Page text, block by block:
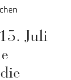
Juli